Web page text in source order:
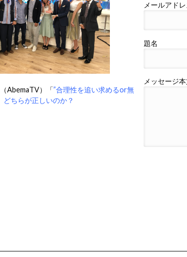
AbemaTV）「”合理性を追い求めるor無
どちらが正しいのか？
メールアド
題名
メッセージ